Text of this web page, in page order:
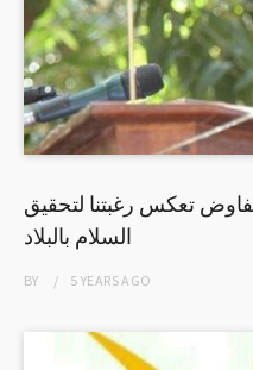
تعكس رغبتنا لتحقيق
السلام بالبلاد
BY 5 YEARSAGO